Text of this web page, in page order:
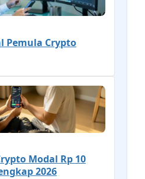
Pemula Crypto
Modal Rp 10
2026